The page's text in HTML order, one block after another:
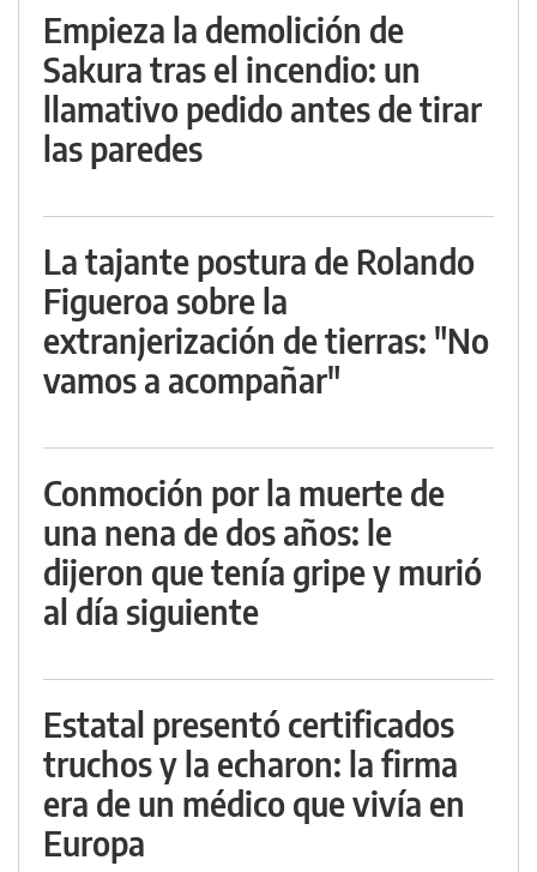
Empieza la demolición de
Sakura tras el incendio: un
llamativo pedido antes de tirar
las paredes
La tajante postura de Rolando
Figueroa sobre la
extranjerización de tierras: "No
vamos a acompañar"
Conmoción por la muerte de
una nena de dos años: le
dijeron que tenía gripe y murió
al día siguiente
Estatal presentó certificados
truchos y la echaron: la firma
era de un médico que vivía en
Europa